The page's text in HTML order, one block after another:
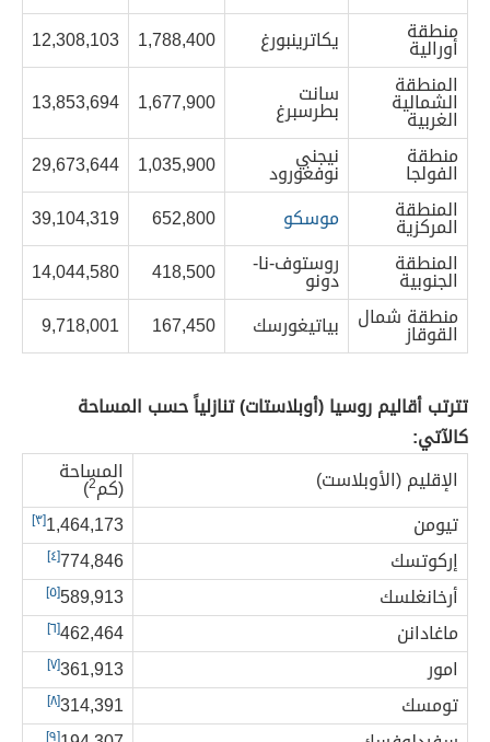
منطقة
أورالية يكاترينبورغ 1,788,400
12,308,103
المنطقة
الشمالية
الغربية
سانت
بطرسبرغ 1,677,900
13,853,694
منطقة
الفولجا
نيجني
نوفغورود 1,035,900
29,673,644
المنطقة
المركزية موسكو 652,800
39,104,319
المنطقة
الجنوبية
روستوف-نا-
دونو 418,500
14,044,580
منطقة شمال
القوقاز بياتيغورسك 167,450
9,718,001
تترتب أقاليم روسيا (أوبلاستات) تنازلياً حسب المساحة
كالآتي:
الإقليم (الأوبلاست)
المساحة
(كم2
)
تيومن
1,464,173[٣]
إركوتسك 774,846[٤]
أرخانغلسك 589,913[٥]
ماغادانن 462,464[٦]
امور 361,913[٧]
تومسك 314,391[٨]
[٩]